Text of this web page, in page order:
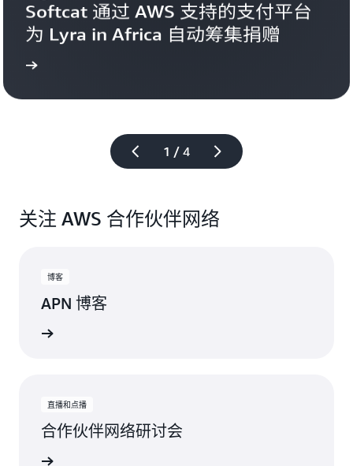
1 / 4
Softcat 通过 AWS 支持的支付平台
为 Lyra in Africa 自动筹集捐赠
了
关注 AWS 合作伙伴网络
博客
APN 博客
直播和点播
合作伙伴网络研讨会